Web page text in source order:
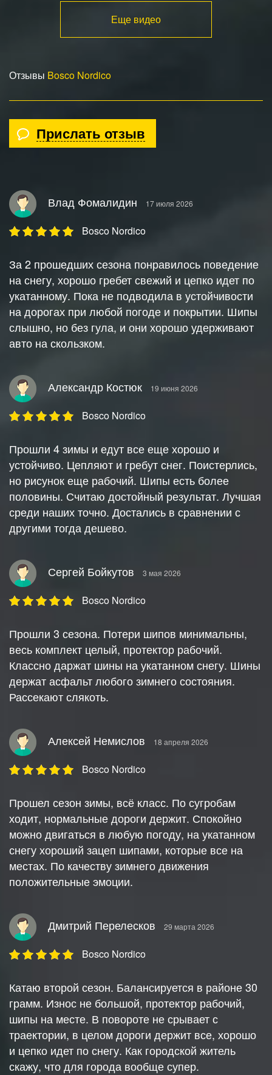
Еще видео
Отзывы Bosco Nordico
Прислать отзыв
Влад Фомалидин 17 июля 2026
Bosco Nordico
За 2 прошедших сезона понравилось поведение
на снегу, хорошо гребет свежий и цепко идет по
укатанному. Пока не подводила в устойчивости
на дорогах при любой погоде и покрытии. Шипы
слышно, но без гула, и они хорошо удерживают
авто на скользком.
Александр Костюк 19 июня 2026
Bosco Nordico
Прошли 4 зимы и едут все еще хорошо и
устойчиво. Цепляют и гребут снег. Поистерлись,
но рисунок еще рабочий. Шипы есть более
половины. Считаю достойный результат. Лучшая
среди наших точно. Достались в сравнении с
другими тогда дешево.
Сергей Бойкутов 3 мая 2026
Bosco Nordico
Прошли 3 сезона. Потери шипов минимальны,
весь комплект целый, протектор рабочий.
Классно даржат шины на укатанном снегу. Шины
держат асфальт любого зимнего состояния.
Рассекают слякоть.
Алексей Немислов 18 апреля 2026
Bosco Nordico
Прошел сезон зимы, всё класс. По сугробам
ходит, нормальные дороги держит. Спокойно
можно двигаться в любую погоду, на укатанном
снегу хороший зацеп шипами, которые все на
местах. По качеству зимнего движения
положительные эмоции.
Дмитрий Перелесков 29 марта 2026
Bosco Nordico
Катаю второй сезон. Балансируется в районе 30
грамм. Износ не большой, протектор рабочий,
шипы на месте. В повороте не срывает с
траектории, в целом дороги держит все, хорошо
и цепко идет по снегу. Как городской житель
скажу, что для города вообще супер.